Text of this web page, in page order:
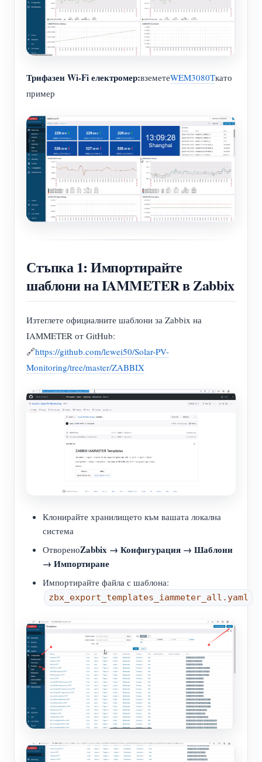
Трифазен Wi-Fi електромер:вземетеWEM3080Tкато
пример
Стъпка 1: Импортирайте
шаблони на IAMMETER в Zabbix
Изтеглете официалните шаблони за Zabbix на
IAMMETER от GitHub:
🔗https://github.com/lewei50/Solar-PV-
Monitoring/tree/master/ZABBIX
Клонирайте хранилището към вашата локална
система
ОтвореноZabbix → Конфигурация → Шаблони
→ Импортиране
Импортирайте файла с шаблона:
zbx_export_templates_iammeter_all.yaml